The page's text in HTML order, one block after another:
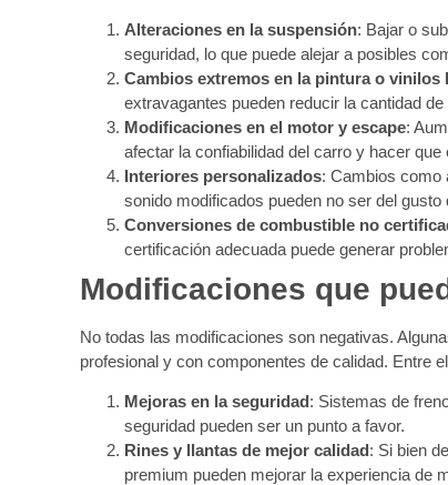
Alteraciones en la suspensión: Bajar o
seguridad, lo que puede alejar a posibles
Cambios extremos en la pintura o vinilos
extravagantes pueden reducir la cantidad
Modificaciones en el motor y escape:
afectar la confiabilidad del carro y hacer
Interiores personalizados: Cambios como
sonido modificados pueden no ser del
Conversiones de combustible no
certificación adecuada puede generar
Modificaciones que
No todas las modificaciones son negativas.
profesional y con componentes de calidad. Entre
Mejoras en la seguridad: Sistemas de
seguridad pueden ser un punto a favor.
Rines y llantas de mejor calidad: Si bien
premium pueden mejorar la experiencia de